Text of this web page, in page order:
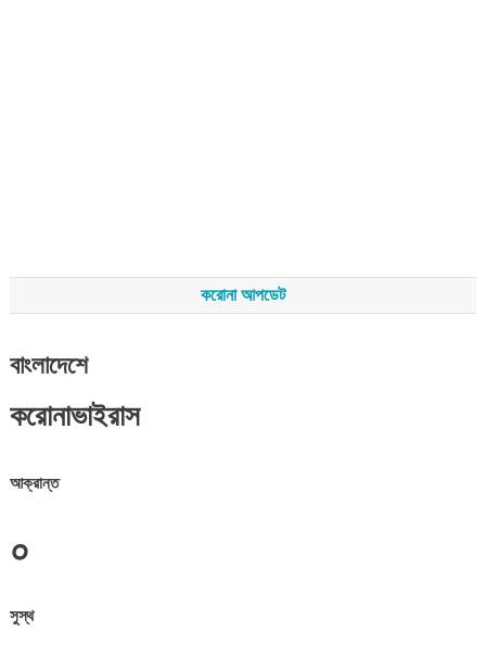
করোনা আপডেট
বাংলাদেশে
করোনাভাইরাস
আক্রান্ত
০
সুস্থ